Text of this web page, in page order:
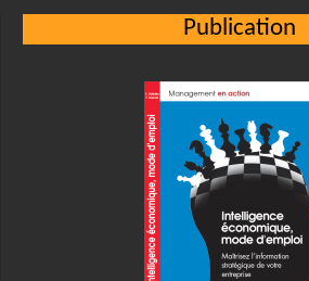
Publication